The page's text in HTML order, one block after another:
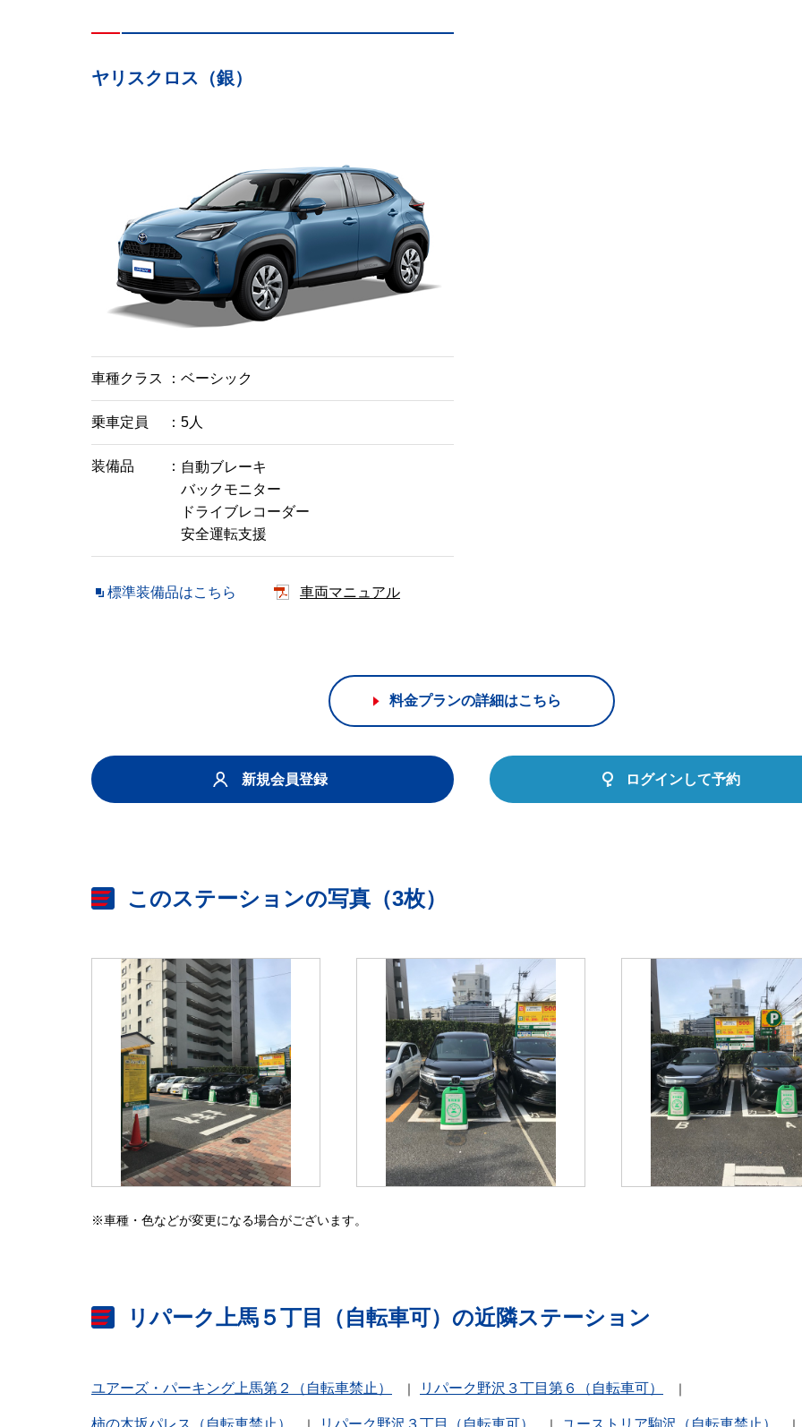
ヤリスクロス（銀）
車種クラス ベーシック
乗車定員 5人
装備品
自動ブレーキ
バックモニター
ドライブレコーダー
安全運転支援
標準装備品はこちら 車両マニュアル
料金プランの詳細はこちら
新規会員登録 ログインして予約
このステーションの写真（3枚）
※車種・色などが変更になる場合がございます。
リパーク上馬５丁目（自転車可）の近隣ステーション
ユアーズ・パーキング上馬第２（自転車禁止） リパーク野沢３丁目第６（自転車可）
柿の木坂パレス（自転車禁止） リパーク野沢３丁目（自転車可） ユーストリア駒沢（自転車禁止）